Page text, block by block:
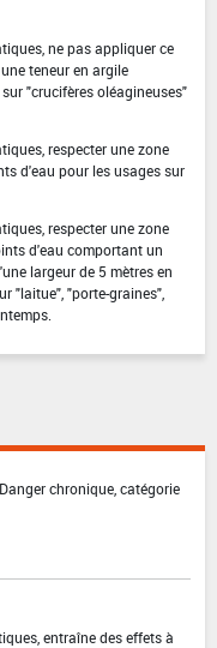
ne pas appliquer ce
teneur en argile
"crucifères oléagineuses"
respecter une zone
d'eau pour les usages sur
respecter une zone
d'eau comportant un
largeur de 5 mètres en
"laitue", "porte-graines",
chronique, catégorie
entraîne des effets à